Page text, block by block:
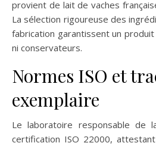
provient de lait de vaches
La sélection rigoureuse des
fabrication garantissent un
ni conservateurs.
Normes ISO et
exemplaire
Le laboratoire responsable de
certification ISO 22000,